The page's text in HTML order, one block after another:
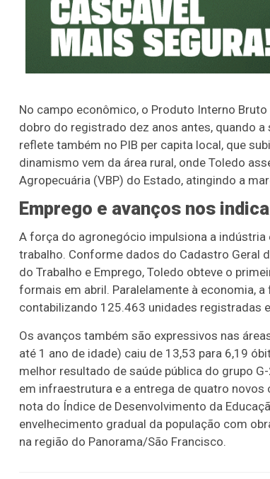
No campo econômico, o Produto Interno
dobro do registrado dez anos antes, quando
reflete também no PIB per capita local, que
dinamismo vem da área rural, onde Toledo
Agropecuária (VBP) do Estado, atingindo a
Emprego e avanços nos
A força do agronegócio impulsiona a
trabalho. Conforme dados do Cadastro Geral
do Trabalho e Emprego, Toledo obteve o
formais em abril. Paralelamente à economia,
contabilizando 125.463 unidades registradas
Os avanços também são expressivos nas
até 1 ano de idade) caiu de 13,53 para 6,19
melhor resultado de saúde pública do grupo
em infraestrutura e a entrega de quatro
nota do Índice de Desenvolvimento da
envelhecimento gradual da população com
na região do Panorama/São Francisco.